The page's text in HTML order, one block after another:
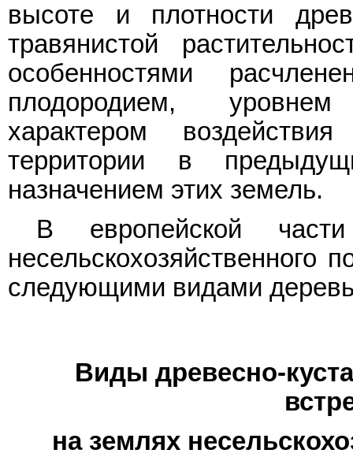
высоте и плотности
травянистой
особенностями
плодородием, уровнем
характером
территории в
назначением этих земель.
В европейской
несельскохозяйственного
следующими видами
Виды древесно-
на землях